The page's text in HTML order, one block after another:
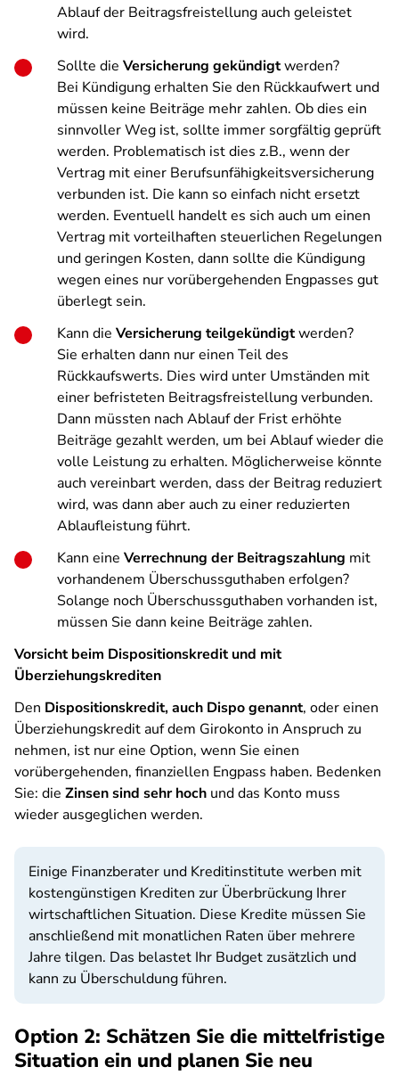
Ablauf der Beitragsfreistellung auch geleistet
wird.
Sollte die Versicherung gekündigtwerden?
Bei Kündigung erhalten Sie den Rückkaufwert und
müssen keine Beiträge mehr zahlen. Ob dies ein
sinnvoller Weg ist, sollte immer sorgfältig geprüft
werden. Problematisch ist dies z.B., wenn der
Vertrag mit einer Berufsunfähigkeitsversicherung
verbunden ist. Die kann so einfach nicht ersetzt
werden. Eventuell handelt es sich auch um einen
Vertrag mit vorteilhaften steuerlichen Regelungen
und geringen Kosten, dann sollte die Kündigung
wegen eines nur vorübergehenden Engpasses gut
überlegt sein.
Kann die Versicherung teilgekündigtwerden?
Sie erhalten dann nur einen Teil des
Rückkaufswerts. Dies wird unter Umständen mit
einer befristeten Beitragsfreistellung verbunden.
Dann müssten nach Ablauf der Frist erhöhte
Beiträge gezahlt werden, um bei Ablauf wieder die
volle Leistung zu erhalten. Möglicherweise könnte
auch vereinbart werden, dass der Beitrag reduziert
wird, was dann aber auch zu einer reduzierten
Ablaufleistung führt.
Kann eine Verrechnung der Beitragszahlung mit
vorhandenem Überschussguthaben erfolgen?
Solange noch Überschussguthaben vorhanden ist,
müssen Sie dann keine Beiträge zahlen.
Vorsicht beim Dispositionskredit und mit
Überziehungskrediten
Den Dispositionskredit, auch Dispo genannt, oder einen
Überziehungskredit auf dem Girokonto in Anspruch zu
nehmen, ist nur eine Option, wenn Sie einen
vorübergehenden, finanziellen Engpass haben. Bedenken
Sie: die Zinsen sind sehr hoch und das Konto muss
wieder ausgeglichen werden.
Einige Finanzberater und Kreditinstitute werben mit
kostengünstigen Krediten zur Überbrückung Ihrer
wirtschaftlichen Situation. Diese Kredite müssen Sie
anschließend mit monatlichen Raten über mehrere
Jahre tilgen. Das belastet Ihr Budget zusätzlich und
kann zu Überschuldung führen.
Option 2: Schätzen Sie die mittelfristige
Situation ein und planen Sie neu